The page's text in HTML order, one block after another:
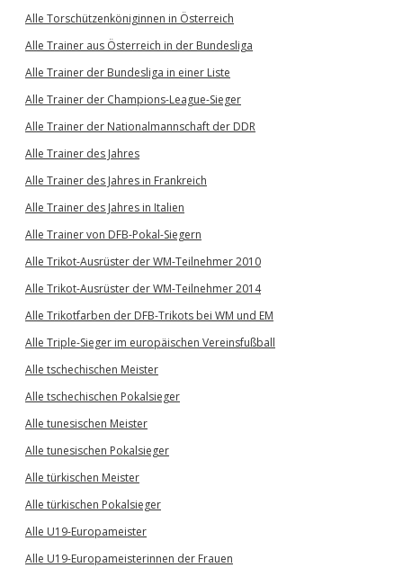
Alle Torschützenköniginnen in Österreich
Alle Trainer aus Österreich in der Bundesliga
Alle Trainer der Bundesliga in einer Liste
Alle Trainer der Champions-League-Sieger
Alle Trainer der Nationalmannschaft der DDR
Alle Trainer des Jahres
Alle Trainer des Jahres in Frankreich
Alle Trainer des Jahres in Italien
Alle Trainer von DFB-Pokal-Siegern
Alle Trikot-Ausrüster der WM-Teilnehmer 2010
Alle Trikot-Ausrüster der WM-Teilnehmer 2014
Alle Trikotfarben der DFB-Trikots bei WM und EM
Alle Triple-Sieger im europäischen Vereinsfußball
Alle tschechischen Meister
Alle tschechischen Pokalsieger
Alle tunesischen Meister
Alle tunesischen Pokalsieger
Alle türkischen Meister
Alle türkischen Pokalsieger
Alle U19-Europameister
Alle U19-Europameisterinnen der Frauen